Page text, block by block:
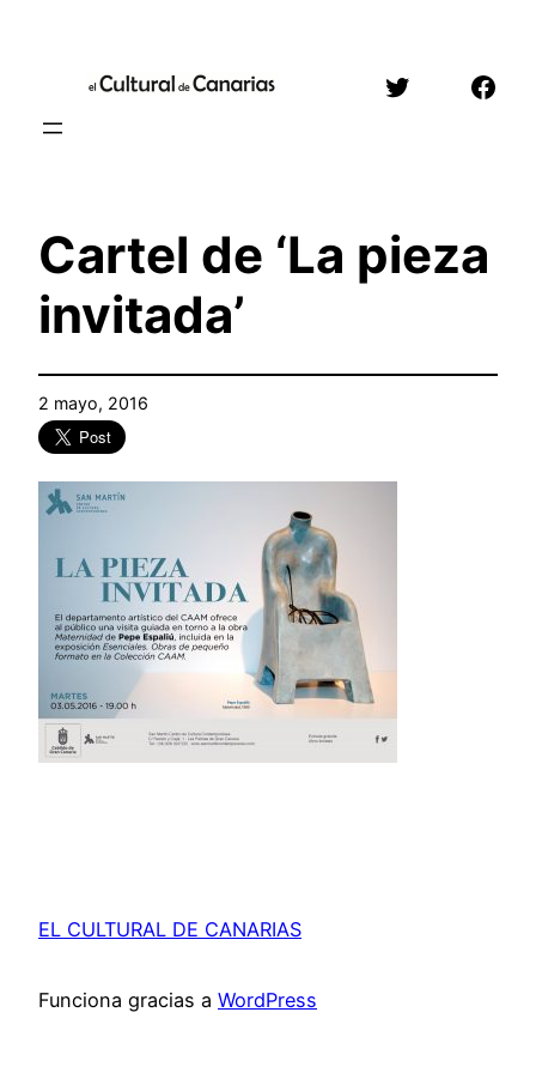
contenido
Twitter
Cartel de ‘La pieza
invitada’
2 mayo, 2016
EL CULTURAL DE CANARIAS
Funciona gracias a WordPress